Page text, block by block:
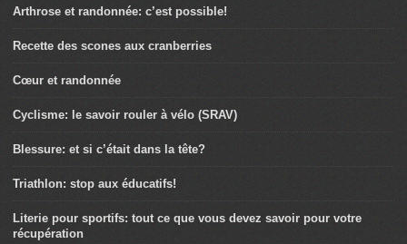
Arthrose et randonnée: c’est possible!
Recette des scones aux cranberries
Cœur et randonnée
Cyclisme: le savoir rouler à vélo (SRAV)
Blessure: et si c’était dans la tête?
Triathlon: stop aux éducatifs!
Literie pour sportifs: tout ce que vous devez savoir pour votre
récupération